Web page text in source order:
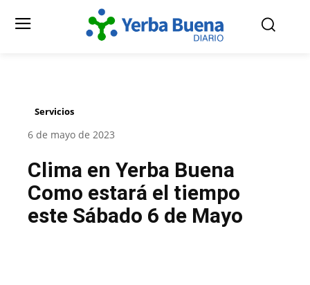
Servicios
6 de mayo de 2023
Clima en Yerba Buena
Como estará el tiempo
este Sábado 6 de Mayo